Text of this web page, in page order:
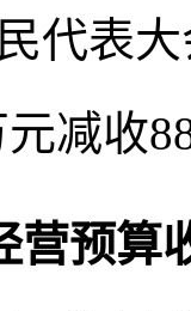
代表
元减收
营预算